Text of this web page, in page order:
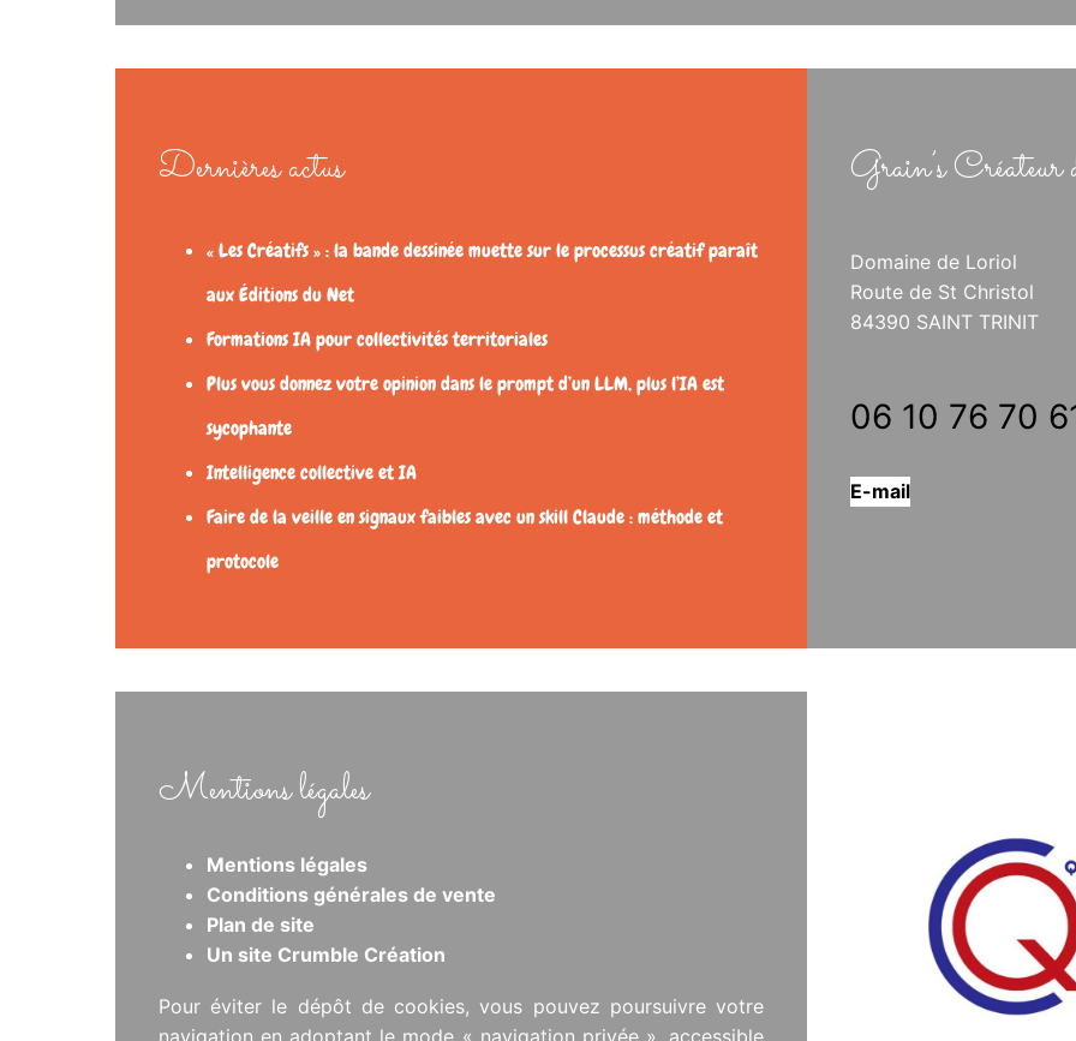
Dernières actus
« Les Créatifs » : la bande dessinée muette sur le processus créatif paraît
aux Éditions du Net
Formations IA pour collectivités territoriales
Plus vous donnez votre opinion dans le prompt d’un LLM, plus l’IA est
sycophante
Intelligence collective et IA
Faire de la veille en signaux faibles avec un skill Claude : méthode et
protocole
Grain’s Créateur
Domaine de Loriol
Route de St Christol
84390 SAINT TRINIT
06 10 76 70
E-mail
Mentions légales
Mentions légales
Conditions générales de vente
Plan de site
Un site Crumble Création
Pour éviter le dépôt de cookies, vous pouvez poursuivre votre
navigation en adoptant le mode « navigation privée », accessible